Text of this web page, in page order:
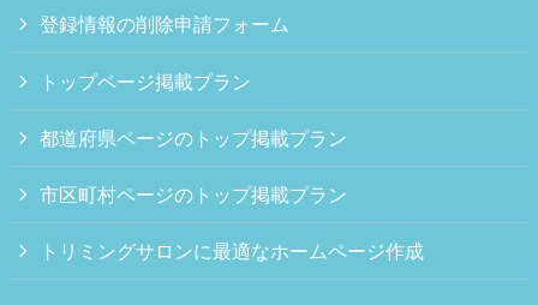
登録情報の削除申請フォーム
トップページ掲載プラン
都道府県ページのトップ掲載プラン
市区町村ページのトップ掲載プラン
トリミングサロンに最適なホームページ作成